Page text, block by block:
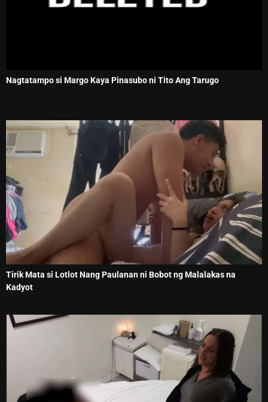
Nagtatampo si Margo Kaya Pinasubo ni Tito Ang Tarugo
Tirik Mata si Lotlot Nang Paulanan ni Bobot ng Malalakas na
Kadyot